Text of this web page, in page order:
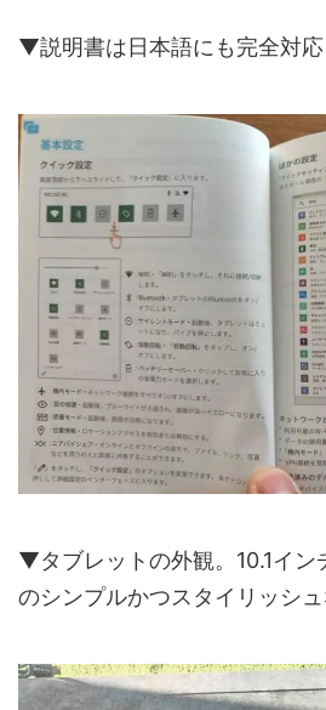
▼説明書は日本語にも完全対応
▼タブレットの外観。10.1イン
のシンプルかつスタイリッシュ